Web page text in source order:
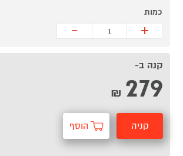
כמות
+
-
קנה ב-
279
₪
קניה הוסף